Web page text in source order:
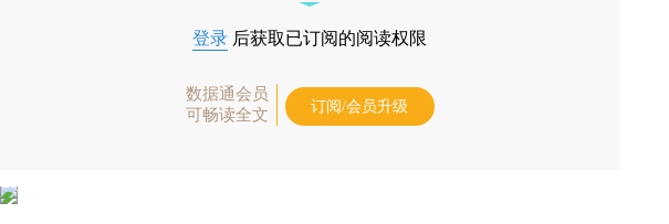
登录 后获取已订阅的阅读权限
数据通会员
可畅读全文
订阅/会员升级